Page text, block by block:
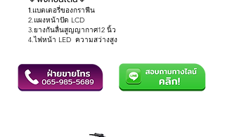
1.แบตเตอรี่ของกราฟีน
2.แผงหน้าปัด LCD
3.ยางกันลื่นสูญญากาศ12 นิ้ว
4.ไฟหน้า LED ความสว่างสูง